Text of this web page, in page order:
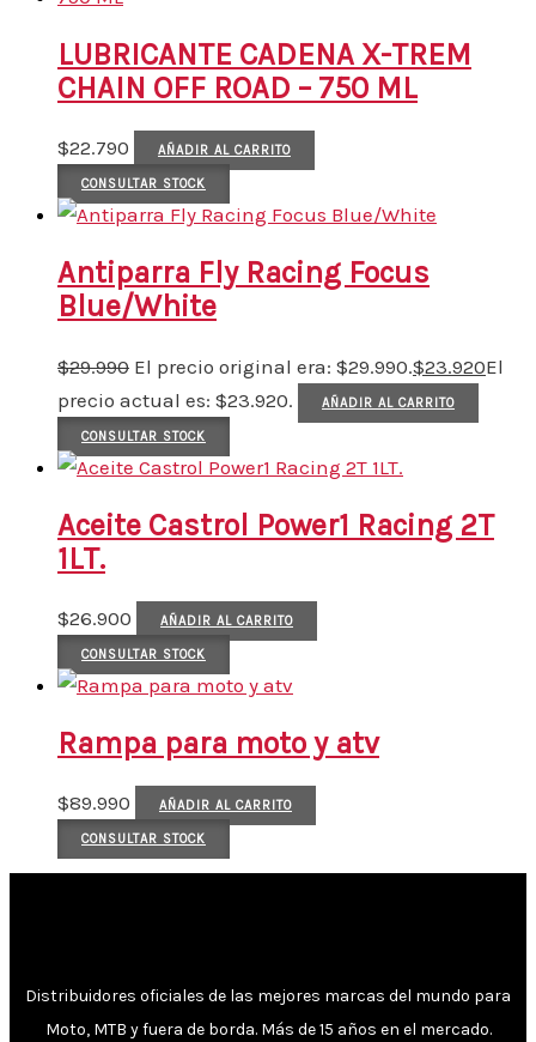
LUBRICANTE CADENA X-TREM
CHAIN OFF ROAD – 750 ML
$22.790 AÑADIR AL CARRITO
CONSULTAR STOCK
Antiparra Fly Racing Focus
Blue/White
$29.990 El precio original era: $29.990.$23.920El
precio actual es: $23.920.
AÑADIR AL CARRITO
CONSULTAR STOCK
Aceite Castrol Power1 Racing 2T
1LT.
$26.900 AÑADIR AL CARRITO
CONSULTAR STOCK
Rampa para moto y atv
$89.990 AÑADIR AL CARRITO
CONSULTAR STOCK
Distribuidores oficiales de las mejores marcas del mundo para
Moto, MTB y fuera de borda. Más de 15 años en el mercado.